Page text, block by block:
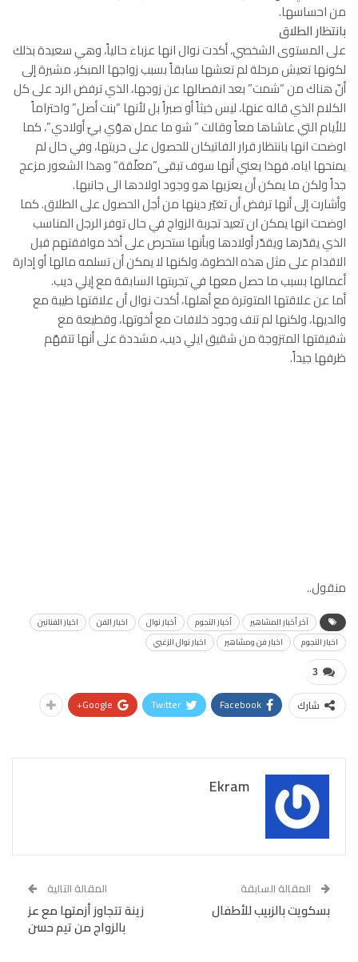
من احساسها.
بانتظار الطلاق
على المستوى الشخصي، أكدت نوال انها عزباء حالياً، وهي سعيدة بذلك
لكونها تعيش مرحلة لم تعشها سابقاً بسبب زواجها المبكر، مشيرة إلى
أنّ هناك من “شمت” بعد انفصالها عن زوجها، الذي ترفض الرد على كل
الكلام الذي قاله عنها، ليس خبثاً أو صبراً بل لأنها “بنت أصل” واحتراماً
للأيام التي عاشاها معاً وقالت ” شو ما عمل هوّي بيّ أولادي”، كما
اوضحت انها بانتظار قرار الفاتيكان للحصول على حريتها، وفي حال لم
يمنحها اياه، فهذا يعني أنها سوف تبقى”معلّقة” وهذا الشعور مزعج
جداً ولكن ما يمكن أن يعزيها هو وجود اولادها الى جانبها.
وأشارت إلى أنها ترفض أن تغيّر دينها من أجل الحصول على الطلاق. كما
اوضحت انها يمكن ان تعيد تجربة الزواج في حال توفر الرجل المناسب
الذي يقدّرها ويقدّر أولادها وبأنها ستحرص على أخذ موافقتهم قبل
الاقدام على مثل هذه الخطوة، ولكنها لا يمكن أن تسلمه مالها أو إدارة
أعمالها بسبب ما حصل معها في تجربتها السابقة مع إيلي ديب.
أما عن علاقتها المتوترة مع أهلها، أكدت نوال أن علاقتها طيبة مع
والديها، ولكنها لم تنف وجود خلافات مع أخوتها، وقطيعة مع
شقيقتها المتزوجة من شقيق ايلي ديب، مشددة على أنها تتفهّم
ظرفها جيداً.
منقول..
آخر أخبار المشاهير أخبار النجوم أخبار نوال اخبار الفن
اخبار الفنانين
اخبار النجوم
اخبار فن ومشاهير اخبار نوال الزغبي
3
شارك Facebook
Twitter
Google+
Ekram
المقالة السابقة
بسكويت بالزبيب للأطفال
المقالة التالية
زينة تتجاوز أزمتها مع عز
بالزواج من تيم حسن